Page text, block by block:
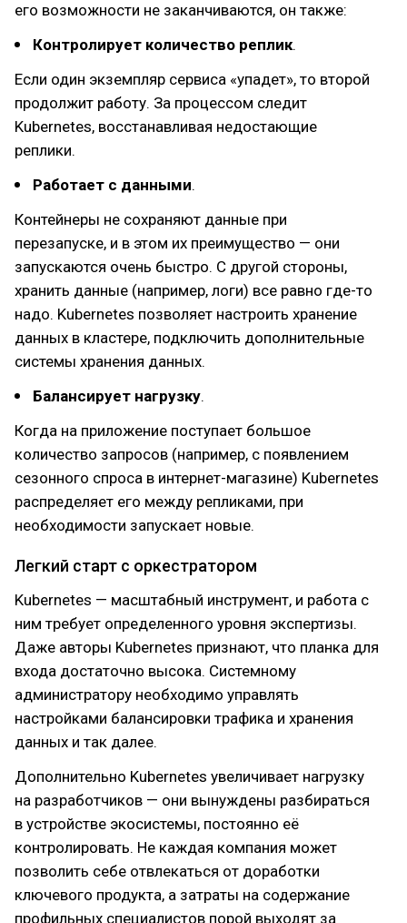
его возможности не заканчиваются, он также:
Контролирует количество реплик.
Если один экземпляр сервиса «упадет», то второй
продолжит работу. За процессом следит
Kubernetes, восстанавливая недостающие
реплики.
Работает с данными.
Контейнеры не сохраняют данные при
перезапуске, и в этом их преимущество — они
запускаются очень быстро. С другой стороны,
хранить данные (например, логи) все равно где-то
надо. Kubernetes позволяет настроить хранение
данных в кластере, подключить дополнительные
системы хранения данных.
Балансирует нагрузку.
Когда на приложение поступает большое
количество запросов (например, с появлением
сезонного спроса в интернет-магазине) Kubernetes
распределяет его между репликами, при
необходимости запускает новые.
Легкий старт с оркестратором
Kubernetes — масштабный инструмент, и работа с
ним требует определенного уровня экспертизы.
Даже авторы Kubernetes признают, что планка для
входа достаточно высока. Системному
администратору необходимо управлять
настройками балансировки трафика и хранения
данных и так далее.
Дополнительно Kubernetes увеличивает нагрузку
на разработчиков — они вынуждены разбираться
в устройстве экосистемы, постоянно её
контролировать. Не каждая компания может
позволить себе отвлекаться от доработки
ключевого продукта, а затраты на содержание
профильных специалистов порой выходят за